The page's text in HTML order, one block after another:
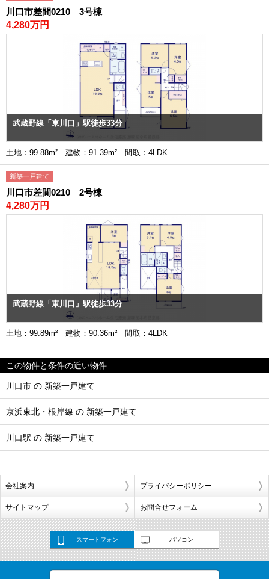
川口市差間0210 3号棟
4,280万円
武蔵野線「東川口」駅徒歩33分
土地：99.88m² 建物：91.39m² 間取：4LDK
新築一戸建て
川口市差間0210 2号棟
4,280万円
武蔵野線「東川口」駅徒歩33分
土地：99.89m² 建物：90.36m² 間取：4LDK
この物件と条件の近い物件
川口市 の 新築一戸建て
京浜東北・根岸線 の 新築一戸建て
川口駅 の 新築一戸建て
会社案内 プライバシーポリシー
サイトマップ お問合せフォーム
スマートフォン パソコン